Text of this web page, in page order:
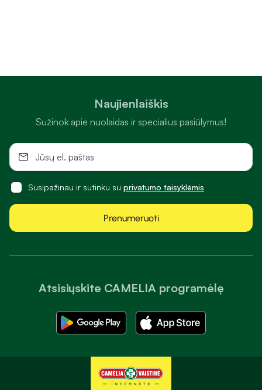
Atsisiųskite CAMELIA programėlę
Naujienlaiškis
Sužinok apie nuolaidas ir specialius pasiūlymus!
Susipažinau ir sutinku su privatumo taisyklėmis
Prenumeruoti